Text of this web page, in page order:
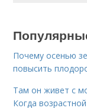
Почему осенью
повысить
Там он живет с
Когда